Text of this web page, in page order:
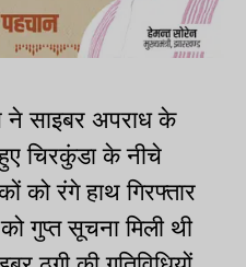
ने साइबर अपराध के
चिरकुंडा के नीचे
को रंगे हाथ गिरफ्तार
गुप्त सूचना मिली थी